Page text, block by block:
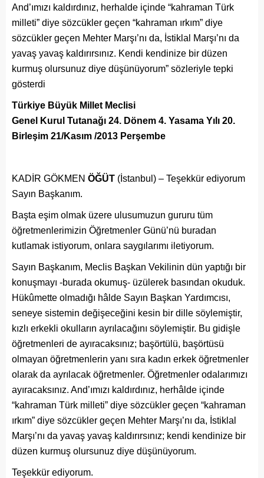
And’ımızı kaldırdınız, herhalde içinde “kahraman Türk
milleti” diye sözcükler geçen “kahraman ırkım” diye
sözcükler geçen Mehter Marşı’nı da, İstiklal Marşı’nı da
yavaş yavaş kaldırırsınız. Kendi kendinize bir düzen
kurmuş olursunuz diye düşünüyorum” sözleriyle tepki
gösterdi
Türkiye Büyük Millet Meclisi
Genel Kurul Tutanağı 24. Dönem 4. Yasama Yılı 20.
Birleşim 21/Kasım /2013 Perşembe
KADİR GÖKMEN ÖĞÜT (İstanbul) – Teşekkür ediyorum
Sayın Başkanım.
Başta eşim olmak üzere ulusumuzun gururu tüm
öğretmenlerimizin Öğretmenler Günü’nü buradan
kutlamak istiyorum, onlara saygılarımı iletiyorum.
Sayın Başkanım, Meclis Başkan Vekilinin dün yaptığı bir
konuşmayı -burada okumuş- üzülerek basından okuduk.
Hükûmette olmadığı hâlde Sayın Başkan Yardımcısı,
seneye sistemin değişeceğini kesin bir dille söylemiştir,
kızlı erkekli okulların ayrılacağını söylemiştir. Bu gidişle
öğretmenleri de ayıracaksınız; başörtülü, başörtüsü
olmayan öğretmenlerin yanı sıra kadın erkek öğretmenler
olarak da ayrılacak öğretmenler. Öğretmenler odalarımızı
ayıracaksınız. And’ımızı kaldırdınız, herhâlde içinde
“kahraman Türk milleti” diye sözcükler geçen “kahraman
ırkım” diye sözcükler geçen Mehter Marşı’nı da, İstiklal
Marşı’nı da yavaş yavaş kaldırırsınız; kendi kendinize bir
düzen kurmuş olursunuz diye düşünüyorum.
Teşekkür ediyorum.